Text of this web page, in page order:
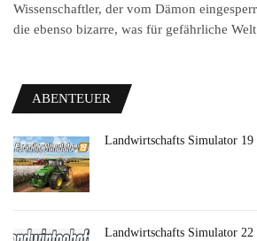
Wissenschaftler, der vom Dämon
die ebenso bizarre, was für gefährliche
ABENTEUER
Landwirtschafts Simulator 19
Landwirtschafts Simulator 22